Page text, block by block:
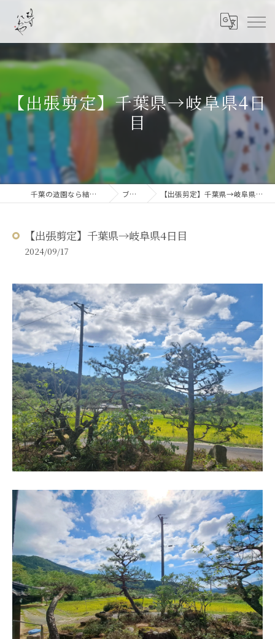
【出張剪定】千葉県→岐阜県4日
目
千葉の造園なら結ニワ屋 ブログ 【出張剪定】千葉県→岐阜県4日目
【出張剪定】千葉県→岐阜県4日目
2024/09/17